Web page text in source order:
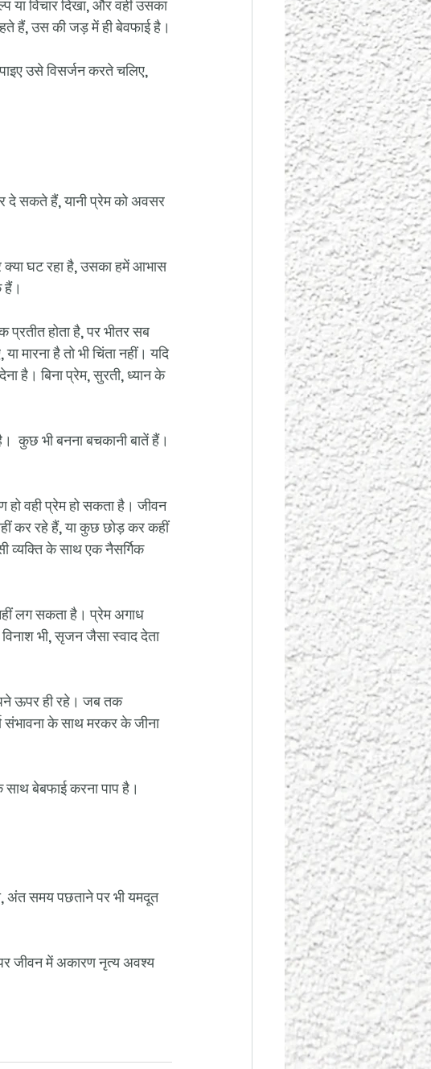
या विचार दिखा, और वहीं उसका
हैं, उस की जड़ में ही बेवफाई है।
उसे विसर्जन करते चलिए,
दे सकते हैं, यानी प्रेम को अवसर
क्या घट रहा है, उसका हमें आभास
हैं।
होता है, पर भीतर सब
मारना है तो भी चिंता नहीं। यदि
है। बिना प्रेम, सुरती, ध्यान के
कुछ भी बनना बचकानी बातें हैं।
हो वही प्रेम हो सकता है। जीवन
कर रहे हैं, या कुछ छोड़ कर कहीं
व्यक्ति के साथ एक नैसर्गिक
लग सकता है। प्रेम अगाध
भी, सृजन जैसा स्वाद देता
ऊपर ही रहे। जब तक
संभावना के साथ मरकर के जीना
बेबफाई करना पाप है।
अंत समय पछताने पर भी यमदूत
जीवन में अकारण नृत्य अवश्य